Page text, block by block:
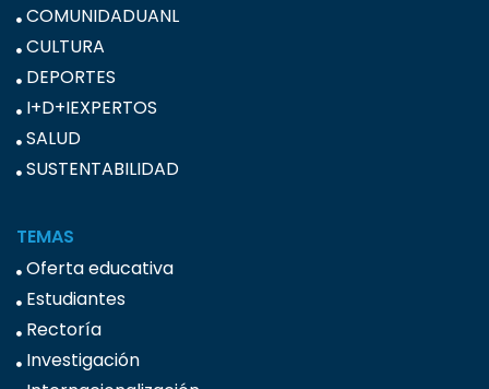
COMUNIDADUANL
CULTURA
DEPORTES
I+D+IEXPERTOS
SALUD
SUSTENTABILIDAD
TEMAS
Oferta educativa
Estudiantes
Rectoría
Investigación